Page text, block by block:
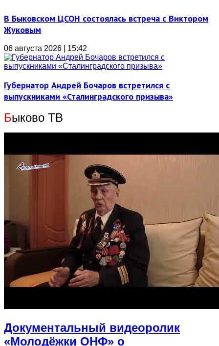
В Быковском ЦСОН состоялась встреча с Виктором
Жуковым
06 августа 2026 | 15:42
Губернатор Андрей Бочаров встретился с
выпускниками «Сталинградского призыва»
Быково ТВ
Документальный видеоролик
«Молодёжки ОНФ» о